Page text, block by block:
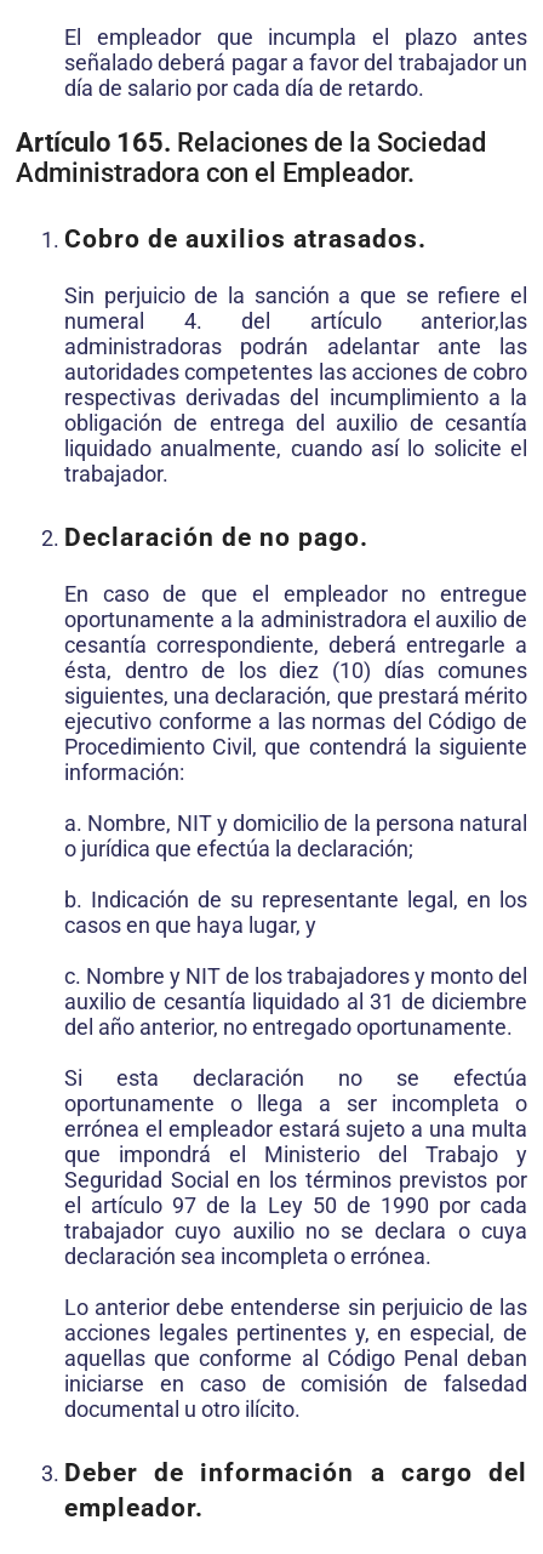
El empleador que incumpla el plazo antes
señalado deberá pagar a favor del trabajador un
día de salario por cada día de retardo.
Artículo 165. Relaciones de la Sociedad
Administradora con el Empleador.
Cobro de auxilios atrasados.
Sin perjuicio de la sanción a que se refiere el
numeral 4. del artículo anterior,las
administradoras podrán adelantar ante las
autoridades competentes las acciones de cobro
respectivas derivadas del incumplimiento a la
obligación de entrega del auxilio de cesantía
liquidado anualmente, cuando así lo solicite el
trabajador.
Declaración de no pago.
En caso de que el empleador no entregue
oportunamente a la administradora el auxilio de
cesantía correspondiente, deberá entregarle a
ésta, dentro de los diez (10) días comunes
siguientes, una declaración, que prestará mérito
ejecutivo conforme a las normas del Código de
Procedimiento Civil, que contendrá la siguiente
información:
a. Nombre, NIT y domicilio de la persona natural
o jurídica que efectúa la declaración;
b. Indicación de su representante legal, en los
casos en que haya lugar, y
c. Nombre y NIT de los trabajadores y monto del
auxilio de cesantía liquidado al 31 de diciembre
del año anterior, no entregado oportunamente.
Si esta declaración no se efectúa
oportunamente o llega a ser incompleta o
errónea el empleador estará sujeto a una multa
que impondrá el Ministerio del Trabajo y
Seguridad Social en los términos previstos por
el artículo 97 de la Ley 50 de 1990 por cada
trabajador cuyo auxilio no se declara o cuya
declaración sea incompleta o errónea.
Lo anterior debe entenderse sin perjuicio de las
acciones legales pertinentes y, en especial, de
aquellas que conforme al Código Penal deban
iniciarse en caso de comisión de falsedad
documental u otro ilícito.
Deber de información a cargo del
empleador.